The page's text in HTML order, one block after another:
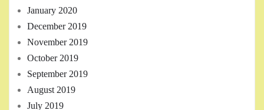
January 2020
December 2019
November 2019
October 2019
September 2019
August 2019
July 2019